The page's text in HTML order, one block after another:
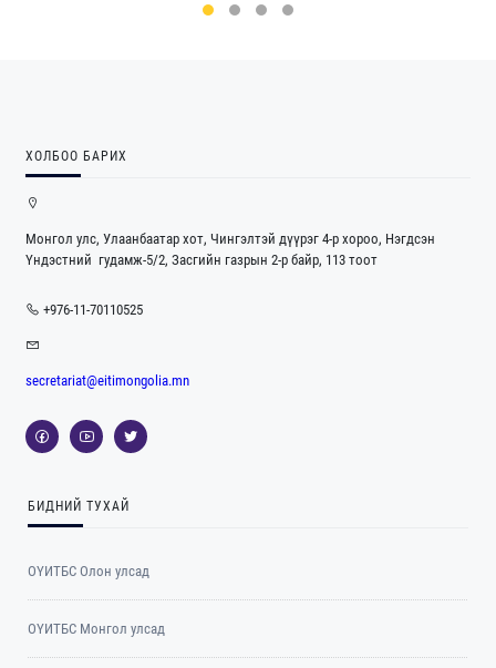
ХОЛБОО БАРИХ
Монгол улс, Улаанбаатар хот, Чингэлтэй дүүрэг 4-р хороо, Нэгдсэн
Үндэстний гудамж-5/2, Засгийн газрын 2-р байр, 113 тоот
+976-11-70110525
secretariat@eitimongolia.mn
БИДНИЙ ТУХАЙ
ОҮИТБС Олон улсад
ОYИТБС Монгол улсад